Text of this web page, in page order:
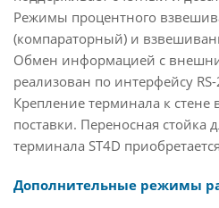
Режимы процентного
(компараторный) и
Обмен информацией с
реализован по интерфейсу
Крепление терминала к стене
поставки. Переносная стойка
терминала ST4D
Дополнительные режимы